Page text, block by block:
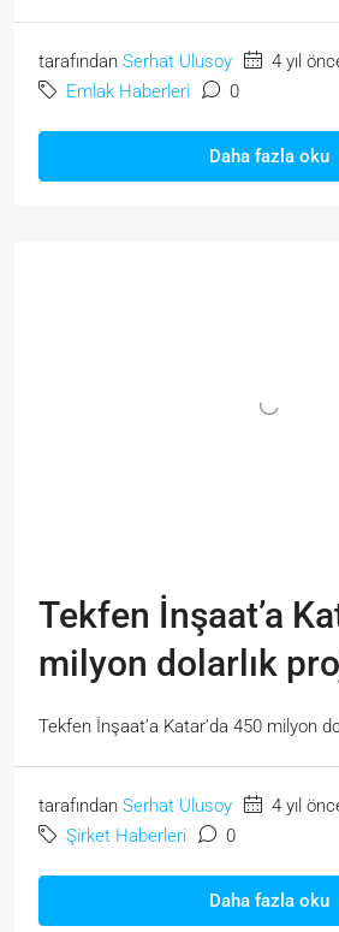
tarafından Serhat Ulusoy
4 yıl
Emlak Haberleri
0
Daha fazla oku
Tekfen İnşaat’a
milyon dolarlık
Tekfen İnşaat’a Katar’da 450 milyon
tarafından Serhat Ulusoy
4 yıl
Şirket Haberleri
0
Daha fazla oku